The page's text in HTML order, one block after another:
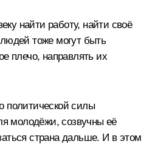
найти работу, найти своё
тоже могут быть
плечо, направлять их
политической силы
молодёжи, созвучны её
страна дальше. И в этом